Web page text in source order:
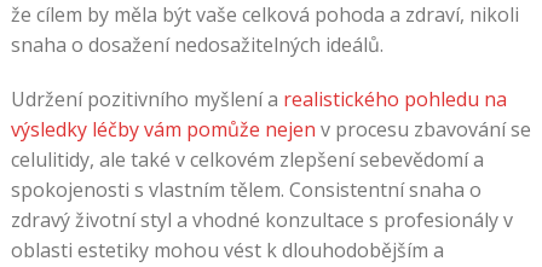
že cílem by měla být vaše celková pohoda a zdraví, nikoli
snaha o dosažení nedosažitelných ideálů.
Udržení pozitivního myšlení a realistického pohledu na
výsledky léčby vám pomůže nejen v procesu zbavování se
celulitidy, ale také v celkovém zlepšení sebevědomí a
spokojenosti s vlastním tělem. Consistentní snaha o
zdravý životní styl a vhodné konzultace s profesionály v
oblasti estetiky mohou vést k dlouhodobějším a